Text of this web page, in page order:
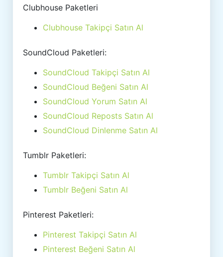
Clubhouse Paketleri
Clubhouse Takipçi Satın Al
SoundCloud Paketleri:
SoundCloud Takipçi Satın Al
SoundCloud Beğeni Satın Al
SoundCloud Yorum Satın Al
SoundCloud Reposts Satın Al
SoundCloud Dinlenme Satın Al
Tumblr Paketleri:
Tumblr Takipçi Satın Al
Tumblr Beğeni Satın Al
Pinterest Paketleri:
Pinterest Takipçi Satın Al
Pinterest Beğeni Satın Al